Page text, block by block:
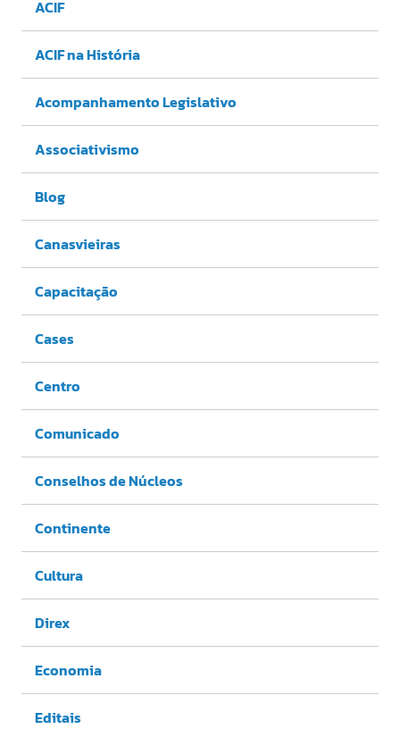
ACIF
ACIF na História
Acompanhamento Legislativo
Associativismo
Blog
Canasvieiras
Capacitação
Cases
Centro
Comunicado
Conselhos de Núcleos
Continente
Cultura
Direx
Economia
Editais